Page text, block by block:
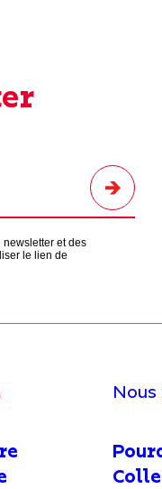
et des
le lien de